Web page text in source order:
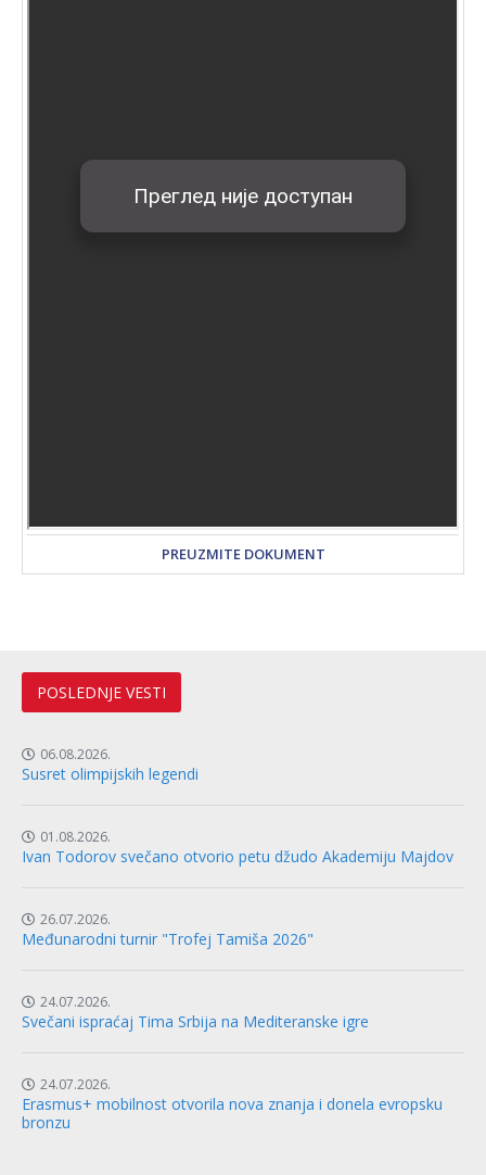
PREUZMITE DOKUMENT
POSLEDNJE VESTI
06.08.2026.
Susret olimpijskih legendi
01.08.2026.
Ivan Todorov svečano otvorio petu džudo Akademiju Majdov
26.07.2026.
Međunarodni turnir "Trofej Tamiša 2026"
24.07.2026.
Svečani ispraćaj Tima Srbija na Mediteranske igre
24.07.2026.
Erasmus+ mobilnost otvorila nova znanja i donela evropsku
bronzu